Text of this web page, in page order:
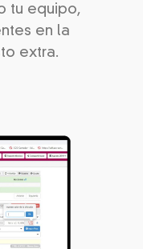
tu equipo,
en la
extra.